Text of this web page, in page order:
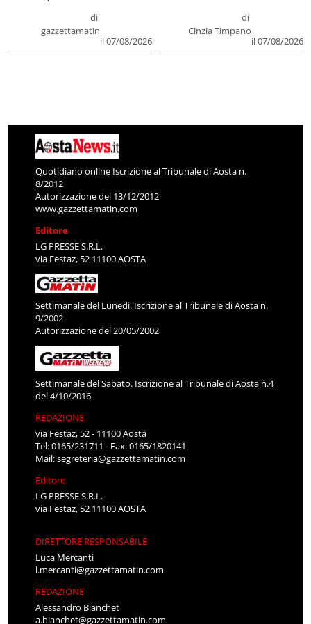
di
gazzettamatin
il 07/08/2026
di
Cinzia Timpano
il 07/08/2026
Quotidiano online Iscrizione al Tribunale di Aosta n.
8/2012
Autorizzazione del 13/12/2012
www.gazzettamatin.com
Editore
LG PRESSE S.R.L.
via Festaz, 52 11100 AOSTA
Settimanale del Lunedì. Iscrizione al Tribunale di Aosta n.
9/2002
Autorizzazione del 20/05/2002
Settimanale del Sabato. Iscrizione al Tribunale di Aosta n.4
del 4/10/2016
REDAZIONE
via Festaz, 52 - 11100 Aosta
Tel: 0165/231711 - Fax: 0165/1820141
Mail:segreteria@gazzettamatin.com
Editore
LG PRESSE S.R.L.
via Festaz, 52 11100 AOSTA
DIRETTORE RESPONSABILE
Luca Mercanti
l.mercanti@gazzettamatin.com
REDAZIONE
Alessandro Bianchet
a.bianchet@gazzettamatin.com